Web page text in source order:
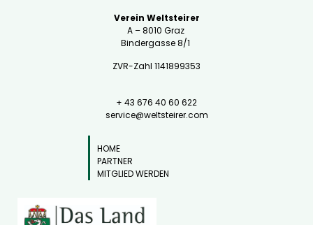
Verein Weltsteirer
A – 8010 Graz
Bindergasse 8/1
ZVR-Zahl 1141899353
+ 43 676 40 60 622
service@weltsteirer.com
HOME
PARTNER
MITGLIED WERDEN